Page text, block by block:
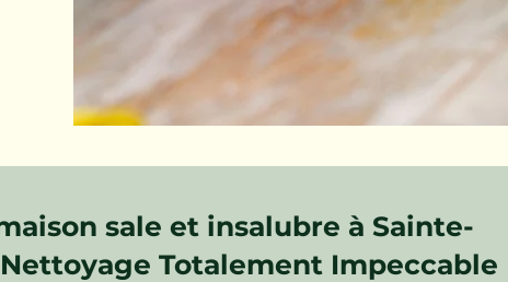
sale et insalubre à Sainte-
Totalement Impeccable